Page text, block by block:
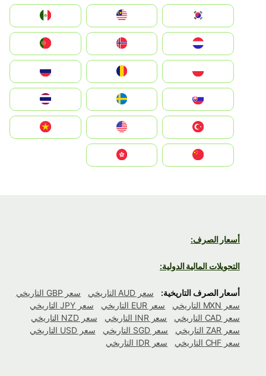
South Korea
Nederland
Portugal
România
Slovensko
United States
Vietnam
أسعار الصرف:
التحويلات المالية الدولية:
أسعار الصرف التاريخية: سعر AUD التاريخي
سعر GBP التاريخي
سعر MXN التاريخي
سعر EUR التاريخي
سعر JPY التاريخي
سعر CAD التاريخي
سعر INR التاريخي
سعر NZD التاريخي
سعر ZAR التاريخي
سعر SGD التاريخي
سعر USD التاريخي
سعر CHF التاريخي
سعر IDR التاريخي